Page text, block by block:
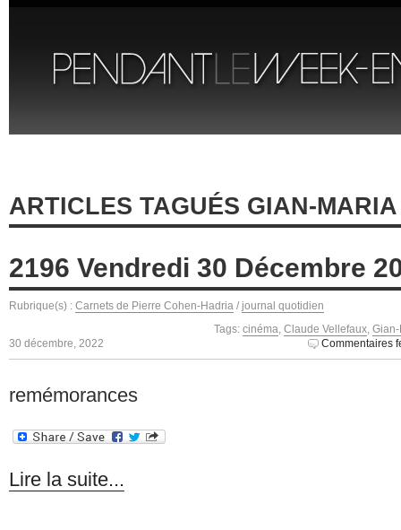
ARTICLES TAGUÉS GIAN-
2196 Vendredi 30 Décembre
Rubrique(s) : Carnets de Pierre Cohen-Hadria / journal quotidien
Tags: cinéma, Claude Vellefaux, Gian-
30 décembre, 2022
Commentaires
remémorances
Lire la suite...